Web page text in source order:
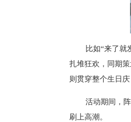
比如“来了就
扎堆狂欢，同期
则贯穿整个生日
活动期间，
刷上高潮。